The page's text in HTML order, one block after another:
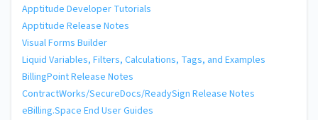
Apptitude Developer Tutorials
Apptitude Release Notes
Visual Forms Builder
Liquid Variables, Filters, Calculations, Tags, and Examples
BillingPoint Release Notes
ContractWorks/SecureDocs/ReadySign Release Notes
eBilling.Space End User Guides